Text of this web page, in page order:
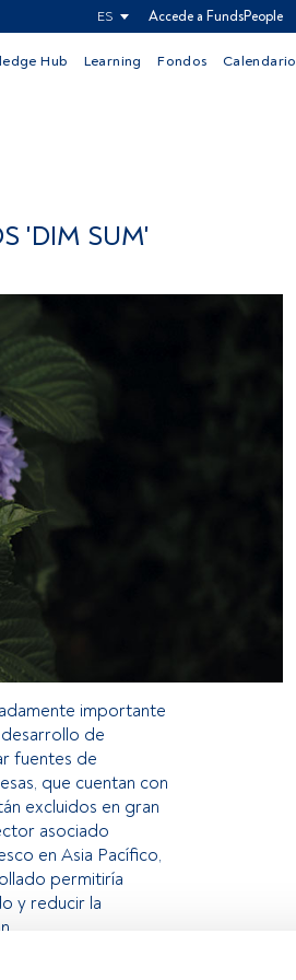
ES Accede a FundsPeople
Hub Learning Fondos Calendario
'DIM SUM'
importante
de
fuentes de
que cuentan con
excluidos en gran
asociado
en Asia Pacífico,
permitiría
y reducir la